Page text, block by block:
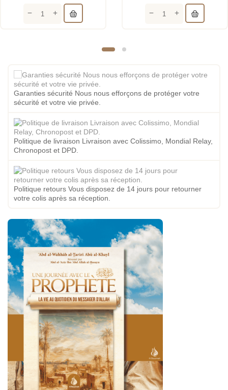
Garanties sécurité Nous nous efforçons de protéger votre
sécurité et votre vie privée.
Politique de livraison Livraison avec Colissimo, Mondial Relay,
Chronopost et DPD.
Politique retours Vous disposez de 14 jours pour retourner
votre colis après sa réception.